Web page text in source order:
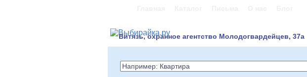
Витязь, охранное агентство Молодогвардейцев, 37а